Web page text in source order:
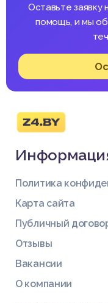
Оставьте
помощь, и мы
Политика
Карта сайта
Публичный
Отзывы
Вакансии
О компании